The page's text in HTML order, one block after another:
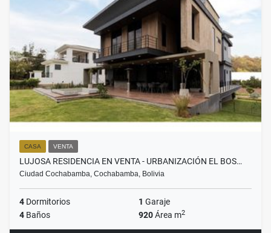
CASA VENTA
LUJOSA RESIDENCIA EN VENTA - URBANIZACIÓN EL BOS…
Ciudad Cochabamba, Cochabamba, Bolivia
4 Dormitorios 1 Garaje
4 Baños 920Área m2